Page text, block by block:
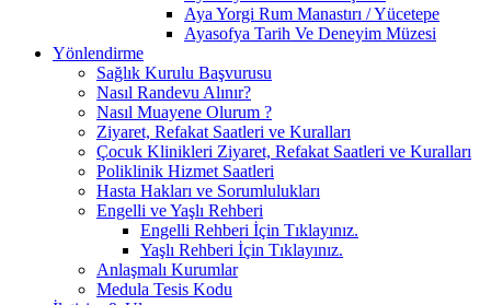
Aya Yorgi Rum Manastırı / Yücetepe
Ayasofya Tarih Ve Deneyim Müzesi
Yönlendirme
Sağlık Kurulu Başvurusu
Nasıl Randevu Alınır?
Nasıl Muayene Olurum ?
Ziyaret, Refakat Saatleri ve Kuralları
Çocuk Klinikleri Ziyaret, Refakat Saatleri ve Kuralları
Poliklinik Hizmet Saatleri
Hasta Hakları ve Sorumlulukları
Engelli ve Yaşlı Rehberi
Engelli Rehberi İçin Tıklayınız.
Yaşlı Rehberi İçin Tıklayınız.
Anlaşmalı Kurumlar
Medula Tesis Kodu